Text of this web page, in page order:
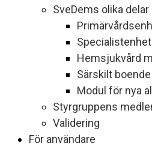
SveDems olika delar
Hemsjukvård
Särskilt boende
Modul för nya
Styrgruppens
Validering
För användare